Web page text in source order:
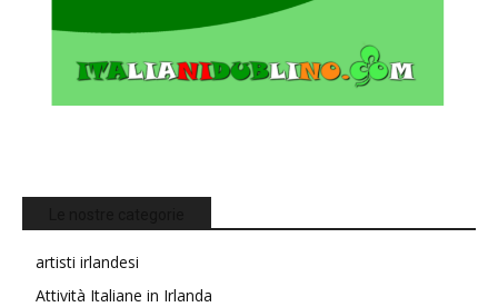
artisti irlandesi
Attività Italiane in Irlanda